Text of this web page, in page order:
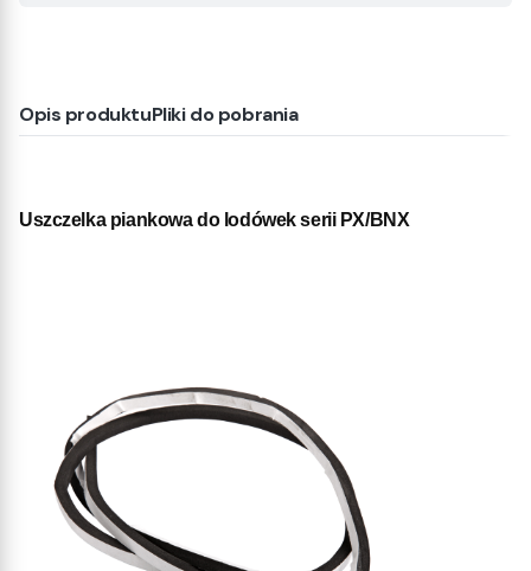
Opis produktuPliki do pobrania
Uszczelka piankowa do lodówek serii PX/BNX